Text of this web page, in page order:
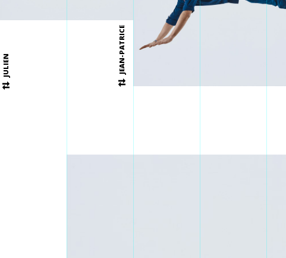
JULIEN JEAN-PATRICE